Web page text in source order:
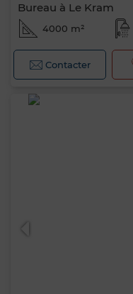
Bureau à Le Kram
4000 m²
Contacter